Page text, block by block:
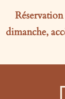
dimanche,